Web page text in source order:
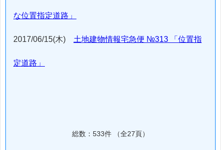
な位置指定道路」
2017/06/15(木) 土地建物情報宅急便 №313 「位置指
定道路」
総数：533件 （全27頁）